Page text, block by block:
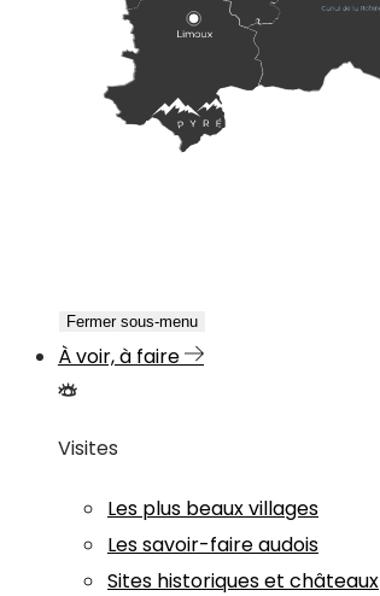
Fermer sous-menu
À voir, à faire
Visites
Les plus beaux villages
Les savoir-faire audois
Sites historiques et châteaux